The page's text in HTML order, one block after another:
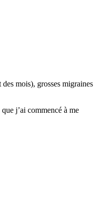
mois), grosses migraines
j’ai commencé à me